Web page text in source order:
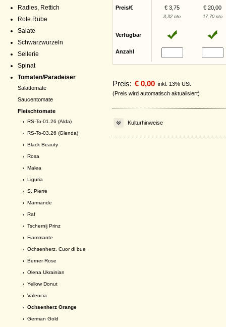
Radies, Rettich
Rote Rübe
Salate
Schwarzwurzeln
Sellerie
Spinat
Tomaten/Paradeiser
Salattomate
Saucentomate
Fleischtomate
› RS-To-01.26 (Alda)
› RS-To-03.26 (Glenda)
› Black Beauty
› Rosa
› Malea
› Liguria
› S. Pierre
› Marmande
› Raf
› Tschernij Prinz
› Fiammante
› Ochsenherz, Cuor di bue
› Berner Rose
› Olena Ukrainian
› Yellow Donut
› Valencia
› Ochsenherz Orange
› German Gold
Preis/€ € 3,75 € 20,00
3,32 nto 17,70 nto
Verfügbar
Anzahl
Preis: € 0,00 inkl. 13% USt
(Preis wird automatisch aktualisiert)
Kulturhinweise